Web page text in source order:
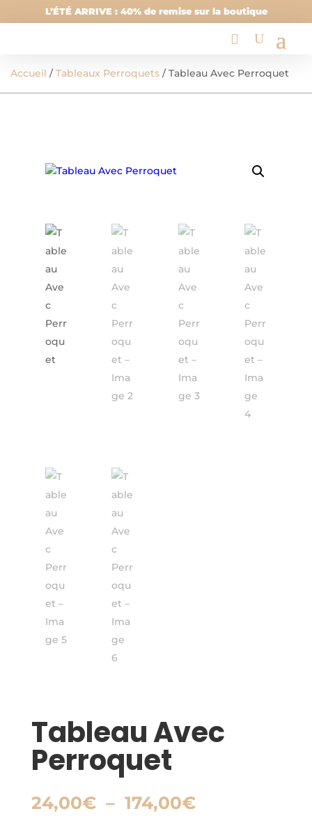
L’ÉTÉ ARRIVE : 40% de remise sur la boutique
Accueil /Tableaux Perroquets / Tableau Avec Perroquet
Tableau Avec
Perroquet
24,00€ – 174,00€Plage